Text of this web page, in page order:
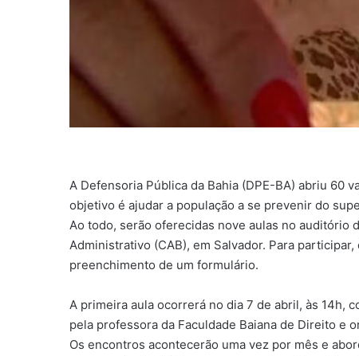
A Defensoria Pública da Bahia (DPE-BA) abriu 60
objetivo é ajudar a população a se prevenir do
Ao todo, serão oferecidas nove aulas no auditório
Administrativo (CAB), em Salvador. Para
preenchimento de um formulário.
A primeira aula ocorrerá no dia 7 de abril, às 14h,
pela professora da Faculdade Baiana de Direito e
Os encontros acontecerão uma vez por mês e